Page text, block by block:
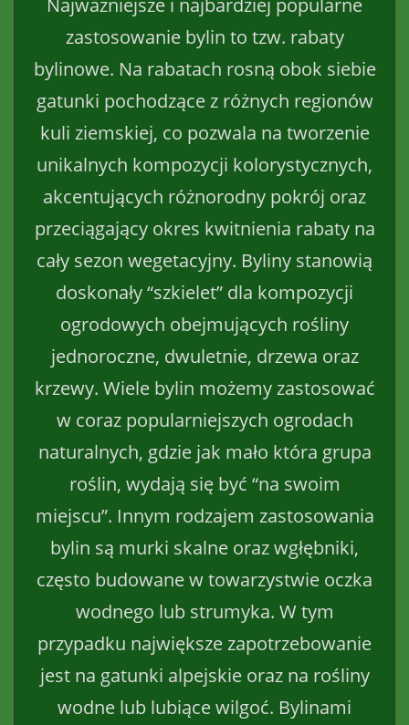
Najważniejsze i najbardziej popularne
zastosowanie bylin to tzw. rabaty
bylinowe. Na rabatach rosną obok siebie
gatunki pochodzące z różnych regionów
kuli ziemskiej, co pozwala na tworzenie
unikalnych kompozycji kolorystycznych,
akcentujących różnorodny pokrój oraz
przeciągający okres kwitnienia rabaty na
cały sezon wegetacyjny. Byliny stanowią
doskonały “szkielet” dla kompozycji
ogrodowych obejmujących rośliny
jednoroczne, dwuletnie, drzewa oraz
krzewy. Wiele bylin możemy zastosować
w coraz popularniejszych ogrodach
naturalnych, gdzie jak mało która grupa
roślin, wydają się być “na swoim
miejscu”. Innym rodzajem zastosowania
bylin są murki skalne oraz wgłębniki,
często budowane w towarzystwie oczka
wodnego lub strumyka. W tym
przypadku największe zapotrzebowanie
jest na gatunki alpejskie oraz na rośliny
wodne lub lubiące wilgoć. Bylinami